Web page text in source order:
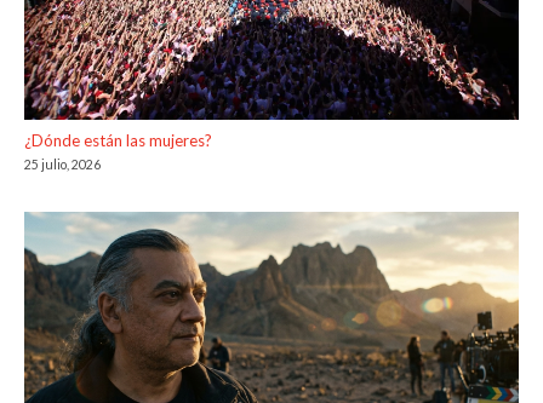
¿Dónde están las mujeres?
25 julio, 2026